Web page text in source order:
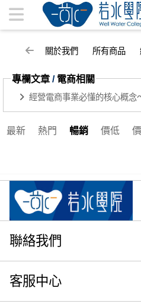
電商相關 | 若水學院
關於我們 所有商品
專欄文章 / 電商相關
經營電商事業必懂的核心概念
最新 熱門 暢銷 價低
聯絡我們
客服中心